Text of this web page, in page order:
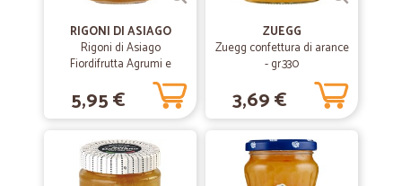
RIGONI DI ASIAGO
Rigoni di Asiago
Fiordifrutta Agrumi e
zenzero bio 260 g
5,95 €
ZUEGG
Zuegg confettura di arance
- gr.330
3,69 €